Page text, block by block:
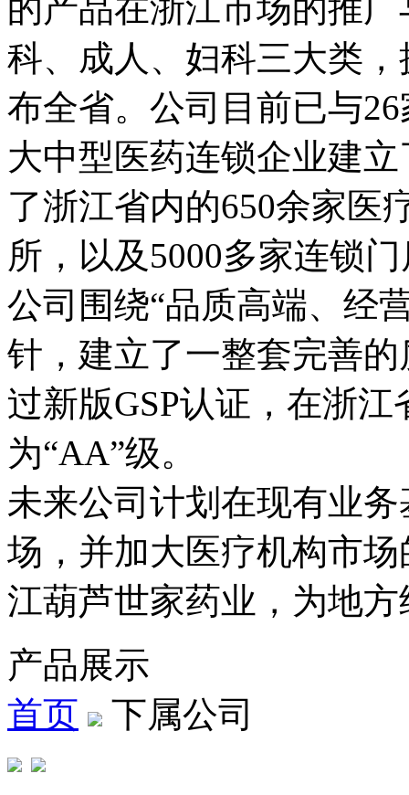
的产品在浙江市场的推广
科、成人、妇科三大类
布全省。公司目前已与
大中型医药连锁企业建立
了浙江省内的650余家医
所，以及5000多家连锁
公司围绕“品质高端、经
针，建立了一整套完善
过新版GSP认证，在
为“AA”级。
未来公司计划在现有业务
场，并加大医疗机构市
江葫芦世家药业，为
产品展示
首页
下属公司